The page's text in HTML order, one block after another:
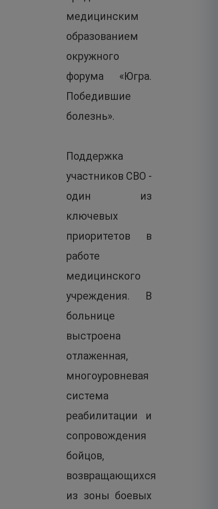
медицинским
образованием
окружного
форума «Югра.
Победившие
болезнь».
Поддержка
участников СВО -
один из
ключевых
приоритетов в
работе
медицинского
учреждения. В
больнице
выстроена
отлаженная,
многоуровневая
система
реабилитации и
сопровождения
бойцов,
возвращающихся
из зоны боевых